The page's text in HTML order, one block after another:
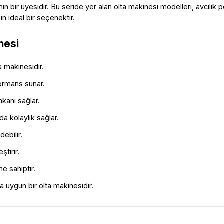
üyesidir. Bu seride yer alan olta makinesi modelleri, avcılık
ideal bir seçenektir.
makinesidir.
sunar.
sağlar.
kolaylık sağlar.
sahiptir.
uygun bir olta makinesidir.